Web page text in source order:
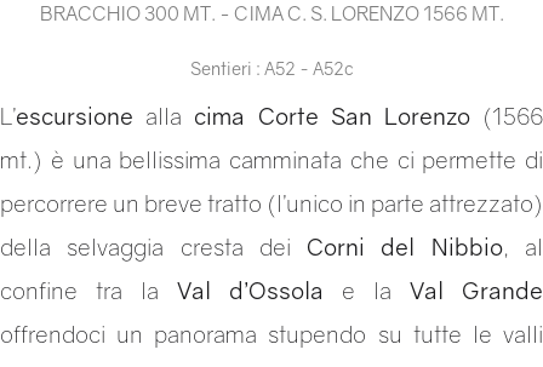
BRACCHIO 300 MT. - CIMA C. S. LORENZO 1566 MT.
Sentieri : A52 - A52c
L’escursione alla cima Corte San Lorenzo(1566
mt.) è una bellissima camminata che ci permette di
percorrere un breve tratto (l’unico in parte attrezzato)
della selvaggia cresta dei Corni del Nibbio, al
confine tra la Val d’Ossola e la Val Grande
offrendoci un panorama stupendo su tutte le valli